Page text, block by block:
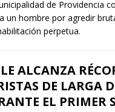
de Providencia
un hombre por agredir
perpetua.
ALCANZA
DE LARGA
EL PRIMER